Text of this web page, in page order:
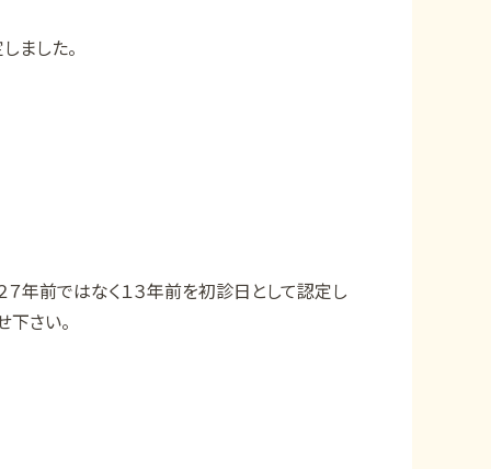
ました。
年前ではなく１３年前を初診日として認定し
さい。